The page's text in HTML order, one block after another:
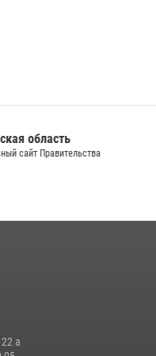
область
сайт Правительства
а